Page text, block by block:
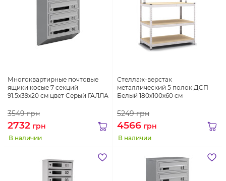
Многоквартирные почтовые
ящики косые 7 секций
91.5х39х20 см цвет Серый ГАЛЛА
3549грн
2732 грн
В наличии
Стеллаж-верстак
металлический 5 полок ДСП
Белый 180х100х60 см
5249грн
4566 грн
В наличии